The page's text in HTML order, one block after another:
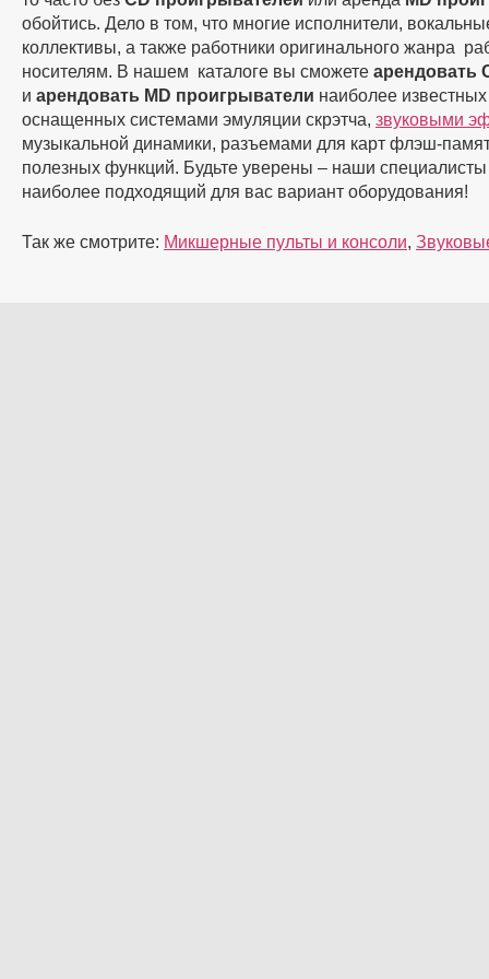
обойтись. Дело в том, что многие исполнители,
коллективы, а также работники оригинального жанра
носителям. В нашем каталоге вы сможете арендовать
и арендовать MD проигрыватели наиболее
оснащенных системами эмуляции скрэтча, звуковыми
музыкальной динамики, разъемами для карт флэш-
полезных функций. Будьте уверены – наши
наиболее подходящий для вас вариант оборудования!
Так же смотрите: Микшерные пульты и консоли,